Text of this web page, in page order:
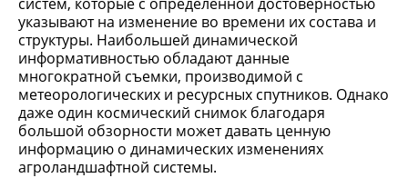
указывают на изменение во времени их состава и
структуры. Наибольшей динамической
информативностью обладают данные
многократной съемки, производимой с
метеорологических и ресурсных спутников. Однако
даже один космический снимок благодаря
большой обзорности может давать ценную
информацию о динамических изменениях
агроландшафтной системы.